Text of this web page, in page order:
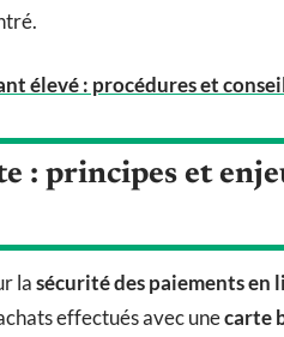
élevé : procédures et
: principes et
lasécurité des paiements en
effectués avec unecarte